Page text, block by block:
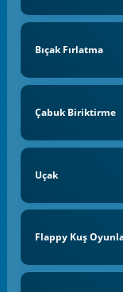
Bıçak Fırlatma
Çabuk Biriktirme
Uçak
Flappy Kuş